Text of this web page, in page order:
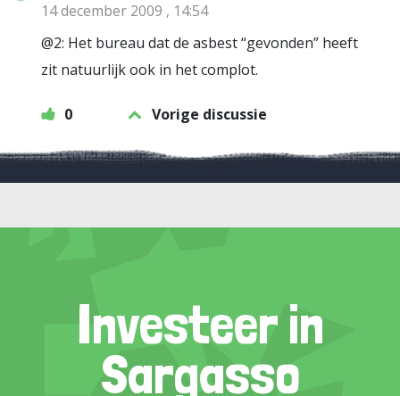
14 december 2009 , 14:54
@2: Het bureau dat de asbest “gevonden” heeft
zit natuurlijk ook in het complot.
0 Vorige discussie
Investeer in
Sargasso